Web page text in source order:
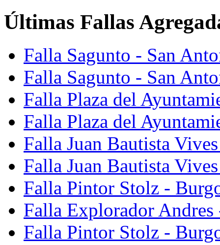
Últimas Fallas
Falla Sagunto - San
Falla Sagunto - San
Falla Plaza del
Falla Plaza del
Falla Juan Bautista
Falla Juan Bautista
Falla Pintor Stolz -
Falla Explorador Andres
Falla Pintor Stolz -